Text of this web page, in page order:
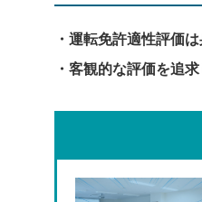
・運転免許適性評価
・客観的な評価を追